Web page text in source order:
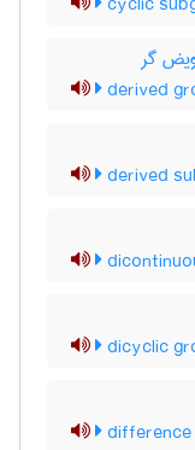
گر
derived
derived
dicyclic